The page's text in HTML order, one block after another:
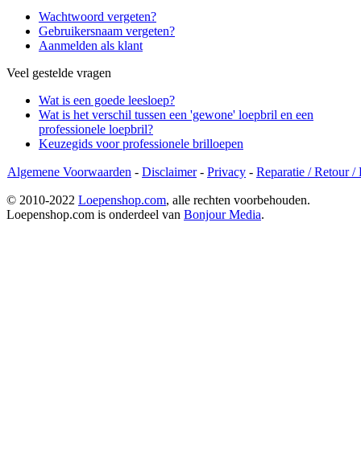
Wachtwoord vergeten?
Gebruikersnaam vergeten?
Aanmelden als klant
Veel gestelde vragen
Wat is een goede leesloep?
Wat is het verschil tussen een 'gewone' loepbril en een
professionele loepbril?
Keuzegids voor professionele brilloepen
Algemene Voorwaarden - Disclaimer- Privacy - Reparatie / Retour /
© 2010-2022 Loepenshop.com, alle rechten voorbehouden.
Loepenshop.com is onderdeel van Bonjour Media.